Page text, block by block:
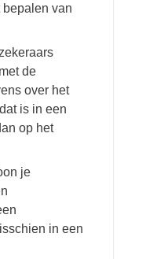
van
de
over het
is in een
op het
je
in een